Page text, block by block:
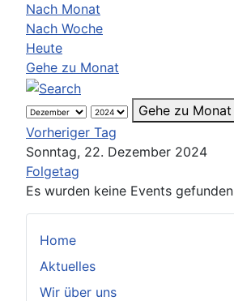
Home
Aktuelles
Wir über uns
Nach Monat
Nach Woche
Heute
Gehe zu Monat
Gehe zu Monat
Vorheriger Tag
Sonntag, 22. Dezember 2024
Folgetag
Es wurden keine Events gefunden